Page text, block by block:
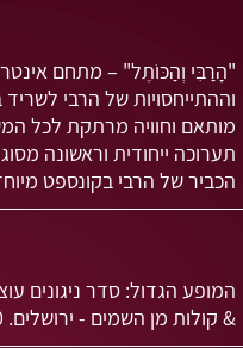
"הָרַבִּי וְהַכּוֹתֶל" – מתחם
וההתייחסויות של הרבי
מותאם וחוויה מרתקת לכל
תערוכה ייחודית וראשונה
הכביר של הרבי בקונספט
המופע הגדול: סדר ניגונים
& קולות מן השמים - ירושלים. 100 קולות על במה אחת!